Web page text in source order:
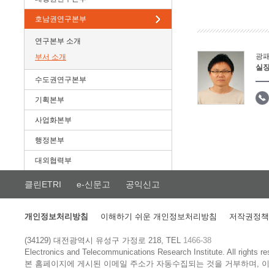
호남권연구본부
연구본부 소개
부서 소개
수도권연구본부
기획본부
사업화본부
행정본부
대외협력부
광
실
클린ETRI e-신문고 공익신고
개인정보처리방침 이해하기 쉬운 개인정보처리방침 저작권정책
(34129) 대전광역시 유성구 가정로 218, TEL 1466-38
Electronics and Telecommunications Research Institute.All rights
본 홈페이지에 게시된 이메일 주소가 자동수집되는 것을 거부하며,